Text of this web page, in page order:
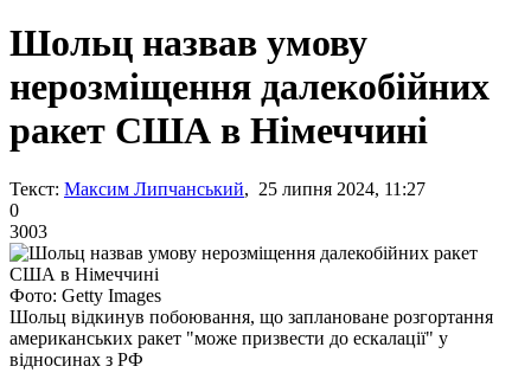
Шольц назвав умову
нерозміщення далекобійних
ракет США в Німеччині
Текст: Максим Липчанський, 25 липня 2024, 11:27
0
3003
Фото: Getty Images
Шольц відкинув побоювання, що заплановане розгортання
американських ракет "може призвести до ескалації" у
відносинах з РФ